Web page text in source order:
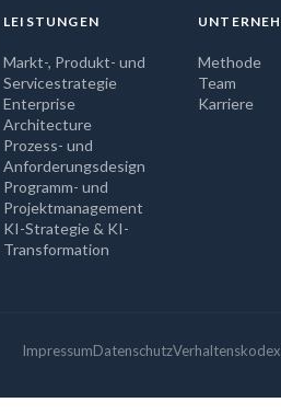
LEISTUNGEN
Markt-, Produkt- und
Servicestrategie
Enterprise
Architecture
Prozess- und
Anforderungsdesign
Programm- und
Projektmanagement
KI-Strategie & KI-
Transformation
Methode
Team
Karriere
ImpressumDatenschutzVerhaltenskodex